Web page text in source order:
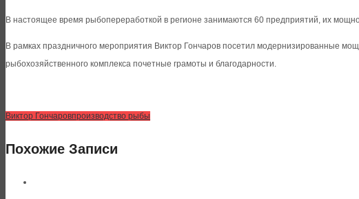
В настоящее время рыбопереработкой в регионе занимаются 60 предприятий, их
В рамках праздничного мероприятия Виктор Гончаров посетил модернизированные
рыбохозяйственного комплекса почетные грамоты и благодарности.
Виктор Гончаровпроизводство рыбы
Похожие Записи